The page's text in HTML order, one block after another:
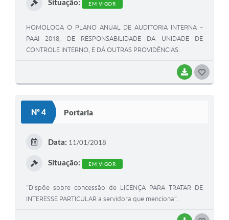
BAIXAR
Situação: EM VIGOR
HOMOLOGA O PLANO ANUAL DE AUDITORIA INTERNA –
PAAI 2018, DE RESPONSABILIDADE DA UNIDADE DE
CONTROLE INTERNO, E DÁ OUTRAS PROVIDÊNCIAS.
Nº 4 Portaria
Data: 11/01/2018
Situação: EM VIGOR
“Dispõe sobre concessão de LICENÇA PARA TRATAR DE
INTERESSE PARTICULAR a servidora que menciona”.